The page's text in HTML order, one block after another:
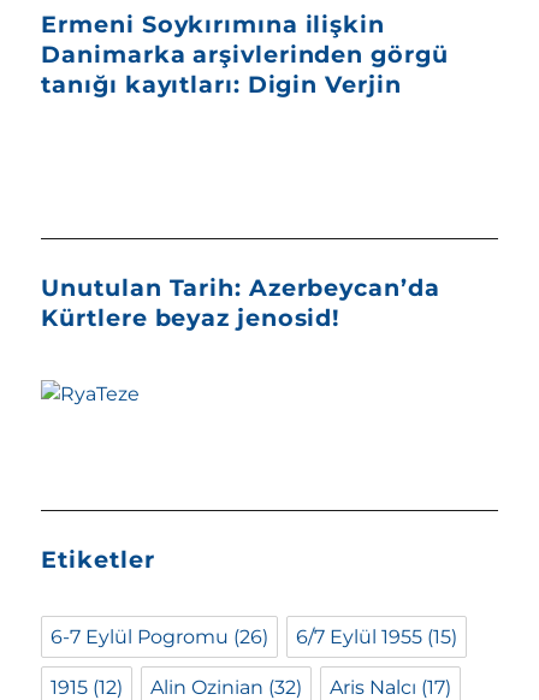
Ermeni Soykırımına ilişkin
Danimarka arşivlerinden görgü
tanığı kayıtları: Digin Verjin
Unutulan Tarih: Azerbeycan’da
Kürtlere beyaz jenosid!
Etiketler
6-7 Eylül Pogromu (26) 6/7 Eylül 1955 (15)
1915 (12) Alin Ozinian (32) Aris Nalcı (17)